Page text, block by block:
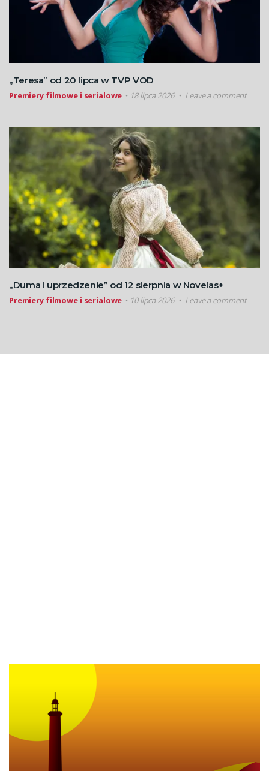
„Teresa” od 20 lipca w TVP VOD
Premiery filmowe i serialowe 18 lipca 2026 Leave a comment
„Duma i uprzedzenie” od 12 sierpnia w Novelas+
Premiery filmowe i serialowe 10 lipca 2026 Leave a comment